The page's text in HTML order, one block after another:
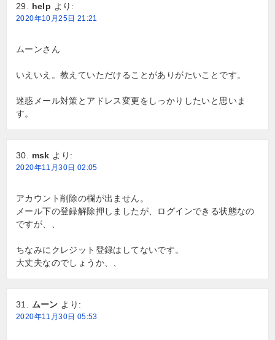
help より:
2020年10月25日 21:21
ムーンさん
いえいえ。教えていただけることがありがたいことです。
迷惑メール対策とアドレス変更をしっかりしたいと思いま
す。
msk より:
2020年11月30日 02:05
アカウント削除の欄が出ません。
メール下の登録解除押しましたが、ログインできる状態なの
ですが、、
ちなみにクレジット登録はしてないです。
大丈夫なのでしょうか、、
ムーン より:
2020年11月30日 05:53